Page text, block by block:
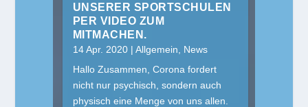
UNSERER SPORTSCHULEN
PER VIDEO ZUM
MITMACHEN.
14 Apr. 2020| Allgemein
News
Hallo Zusammen, Corona fordert
nicht nur psychisch, sondern auch
physisch eine Menge von uns allen.